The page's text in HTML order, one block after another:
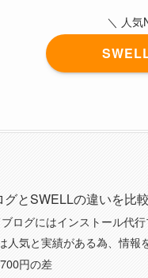
＼ 人気
グとSWELLの違いを比
ログにはインストール代
人気と実績がある為、情報
円の差